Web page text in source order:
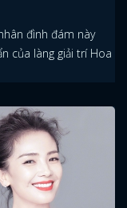
đình đám này
của làng giải trí Hoa